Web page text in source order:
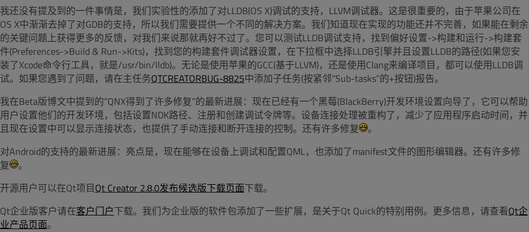
我还没有提及到的一件事情是，我们实验性的添加了对LLDB(OS X)调试的支持，LLVM调试器。这是很重要的，由于苹果公司在
OS X中渐渐去掉了对GDB的支持，所以我们需要提供一个不同的解决方案。我们知道现在实现的功能还并不完善，如果能在剩余
的关键问题上获得更多的反馈，对我们来说那就再好不过了。您可以测试LLDB调试支持，找到偏好设置->构建和运行->构建套
件(Preferences->Build & Run->Kits)，找到您的构建套件调试器设置，在下拉框中选择LLDB引擎并且设置LLDB的路径(如果您安
装了Xcode命令行工具，就是/usr/bin/lldb)。无论是使用苹果的GCC(基于LLVM)，还是使用Clang来编译项目，都可以使用LLDB调
试。如果您遇到了问题，请在主任务QTCREATORBUG-8825中添加子任务(按紧邻“Sub-tasks”的+按钮)报告。
我在Beta版博文中提到的“QNX得到了许多修复”的最新进展：现在已经有一个黑莓(BlackBerry)开发环境设置向导了，它可以帮助
用户设置他们的开发环境，包括设置NDK路径、注册和创建调试令牌等。设备连接处理被重构了，减少了应用程序启动时间，并
且现在设置中可以显示连接状态，也提供了手动连接和断开连接的控制。还有许多修复
。
对Android的支持的最新进展：亮点是，现在能够在设备上调试和配置QML，也添加了manifest文件的图形编辑器。还有许多修
复
。
开源用户可以在Qt项目Qt Creator 2.8.0发布候选版下载页面下载。
Qt企业版客户请在客户门户下载。我们为企业版的软件包添加了一些扩展，是关于Qt Quick的特别用例。更多信息，请查看Qt企
业产品页面。